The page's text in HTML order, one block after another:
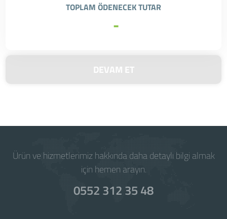
TOPLAM ÖDENECEK TUTAR
-
DEVAM ET
Ürün ve hizmetlerimiz hakkında daha detaylı bilgi almak
için hemen arayın.
0552 312 35 48